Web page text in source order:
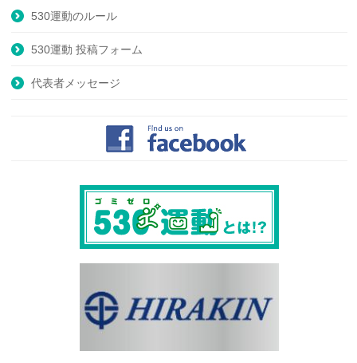
530運動のルール
530運動 投稿フォーム
代表者メッセージ